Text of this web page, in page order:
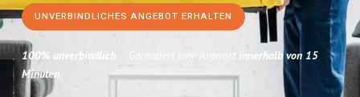
UNVERBINDLICHES ANGEBOT ERHALTEN
100% unverbindlich – Garantiert eine Antwort innerhalb von 15
Minuten.